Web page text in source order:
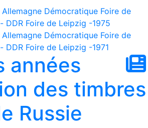
Démocratique Foire de
DDR Foire de Leipzig -1975
Démocratique Foire de
DDR Foire de Leipzig -1971
années
des timbres
Russie